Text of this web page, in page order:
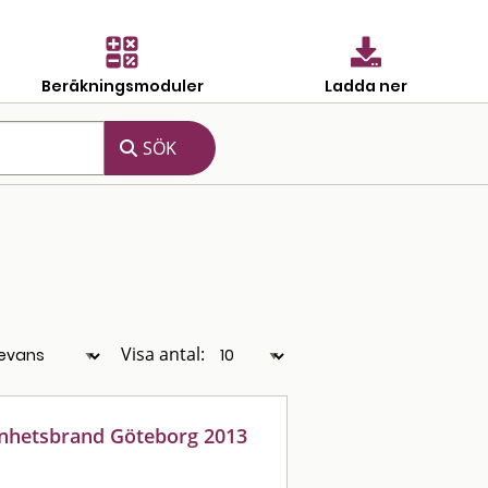
Beräkningsmoduler Ladda ner
Visa antal:
Göteborg 2013